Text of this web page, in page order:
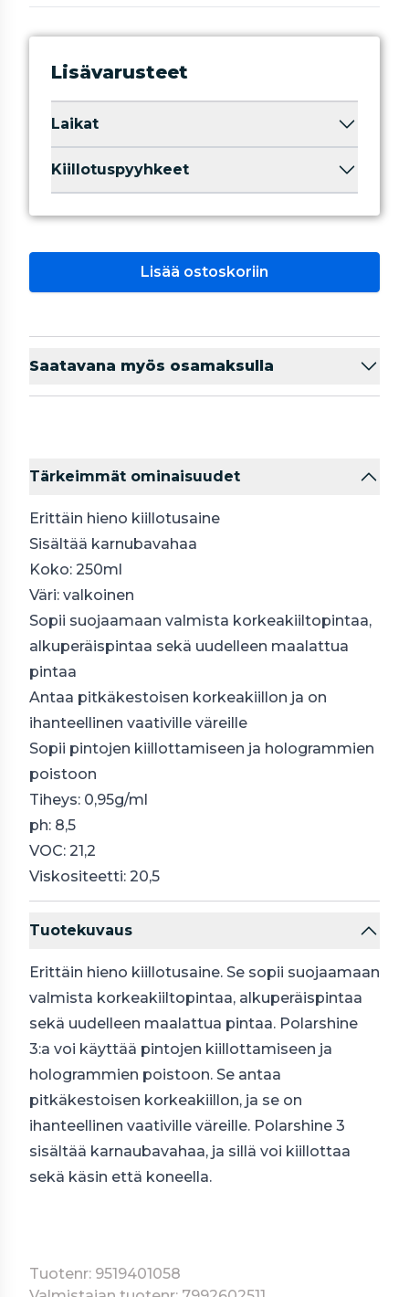
Lisävarusteet
Laikat
Kiillotuspyyhkeet
Lisää ostoskoriin
Saatavana myös osamaksulla
Tärkeimmät ominaisuudet
Erittäin hieno kiillotusaine
Sisältää karnubavahaa
Koko: 250ml
Väri: valkoinen
Sopii suojaamaan valmista korkeakiiltopintaa,
alkuperäispintaa sekä uudelleen maalattua
pintaa
Antaa pitkäkestoisen korkeakiillon ja on
ihanteellinen vaativille väreille
Sopii pintojen kiillottamiseen ja hologrammien
poistoon
Tiheys: 0,95g/ml
ph: 8,5
VOC: 21,2
Viskositeetti: 20,5
Tuotekuvaus
Erittäin hieno kiillotusaine. Se sopii suojaamaan
valmista korkeakiiltopintaa, alkuperäispintaa
sekä uudelleen maalattua pintaa. Polarshine
3:a voi käyttää pintojen kiillottamiseen ja
hologrammien poistoon. Se antaa
pitkäkestoisen korkeakiillon, ja se on
ihanteellinen vaativille väreille. Polarshine 3
sisältää karnaubavahaa, ja sillä voi kiillottaa
sekä käsin että koneella.
Tuotenr: 9519401058